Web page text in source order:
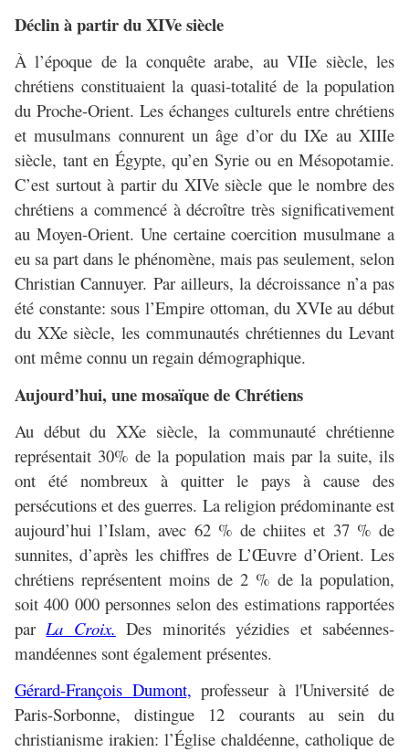
Déclin à partir du XIVe siècle
À l’époque de la conquête arabe, au VIIe siècle, les
chrétiens constituaient la quasi-totalité de la population
du Proche-Orient. Les échanges culturels entre chrétiens
et musulmans connurent un âge d’or du IXe au XIIIe
siècle, tant en Égypte, qu’en Syrie ou en Mésopotamie.
C’est surtout à partir du XIVe siècle que le nombre des
chrétiens a commencé à décroître très significativement
au Moyen-Orient. Une certaine coercition musulmane a
eu sa part dans le phénomène, mais pas seulement, selon
Christian Cannuyer. Par ailleurs, la décroissance n’a pas
été constante: sous l’Empire ottoman, du XVIe au début
du XXe siècle, les communautés chrétiennes du Levant
ont même connu un regain démographique.
Aujourd’hui, une mosaïque de Chrétiens
Au début du XXe siècle, la communauté chrétienne
représentait 30% de la population mais par la suite, ils
ont été nombreux à quitter le pays à cause des
persécutions et des guerres. La religion prédominante est
aujourd’hui l’Islam, avec 62 % de chiites et 37 % de
sunnites, d’après les chiffres de L’Œuvre d’Orient. Les
chrétiens représentent moins de 2 % de la population,
soit 400 000 personnes selon des estimations rapportées
parLa Croix. Des minorités yézidies et sabéennes-
mandéennes sont également présentes.
Gérard-François Dumont, professeur à l'Université de
Paris-Sorbonne, distingue 12 courants au sein du
christianisme irakien: l’Église chaldéenne, catholique de